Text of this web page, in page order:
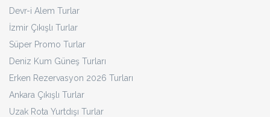
Devr-i Alem Turlar
İzmir Çıkışlı Turlar
Süper Promo Turlar
Deniz Kum Güneş Turları
Erken Rezervasyon 2026 Turları
Ankara Çıkışlı Turlar
Uzak Rota Yurtdışı Turlar